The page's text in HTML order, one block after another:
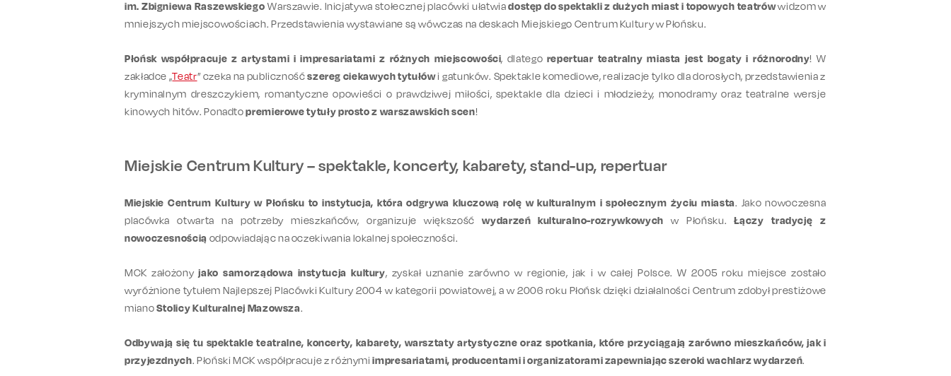
im. Zbigniewa RaszewskiegoWarszawie. Inicjatywa stołecznej placówki ułatwiadostęp do spektakli z dużych miast i topowych teatrówwidzom w
mniejszych miejscowościach. Przedstawienia wystawiane są wówczas na deskach Miejskiego Centrum Kultury w Płońsku.
Płońsk współpracuje z artystami i impresariatami z różnych miejscowości, dlatego repertuar teatralny miasta jest bogaty i różnorodny! W
zakładce „Teatr” czeka na publicznośćszereg ciekawych tytułówi gatunków. Spektakle komediowe, realizacje tylko dla dorosłych, przedstawienia z
kryminalnym dreszczykiem, romantyczne opowieści o prawdziwej miłości, spektakle dla dzieci i młodzieży, monodramy oraz teatralne wersje
kinowych hitów. Ponadtopremierowe tytuły prosto z warszawskich scen!
Miejskie Centrum Kultury – spektakle, koncerty, kabarety, stand-up, repertuar
Miejskie Centrum Kultury w Płońsku to instytucja, która odgrywa kluczową rolę w kulturalnym i społecznym życiu miasta. Jako nowoczesna
placówka otwarta na potrzeby mieszkańców, organizuje większośćwydarzeń kulturalno-rozrywkowych w Płońsku.Łączy tradycję z
nowoczesnością odpowiadając na oczekiwania lokalnej społeczności.
MCK założonyjako samorządowa instytucja kultury, zyskał uznanie zarówno w regionie, jak i w całej Polsce. W 2005 roku miejsce zostało
wyróżnione tytułem Najlepszej Placówki Kultury 2004 w kategorii powiatowej, a w 2006 roku Płońsk dzięki działalności Centrum zdobył prestiżowe
mianoStolicy Kulturalnej Mazowsza.
Odbywają się tu spektakle teatralne, koncerty, kabarety, warsztaty artystyczne oraz spotkania, które przyciągają zarówno mieszkańców, jak i
przyjezdnych. Płoński MCK współpracuje z różnymiimpresariatami, producentami i organizatorami zapewniając szeroki wachlarz wydarzeń.